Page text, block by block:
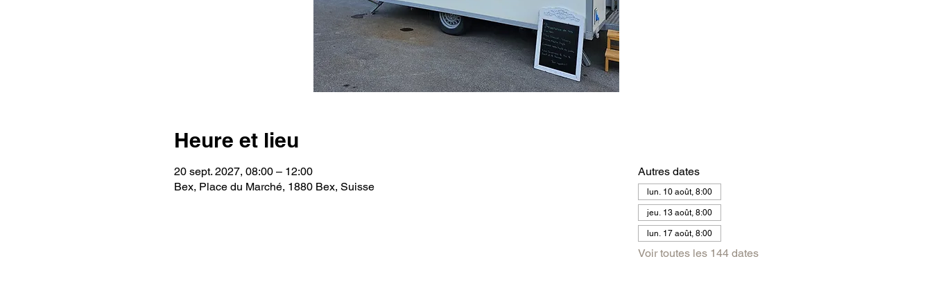
Heure et lieu
20 sept. 2027, 08:00 – 12:00
Bex, Place du Marché, 1880 Bex, Suisse
Autres dates
lun. 10 août, 8:00
jeu. 13 août, 8:00
lun. 17 août, 8:00
Voir toutes les 144 dates